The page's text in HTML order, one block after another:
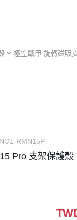
極空戰甲 旋轉磁吸
RMN15P
Pro 支架保護